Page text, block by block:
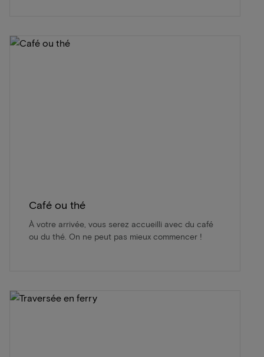
Café ou thé
À votre arrivée, vous serez accueilli avec du café
ou du thé. On ne peut pas mieux commencer !